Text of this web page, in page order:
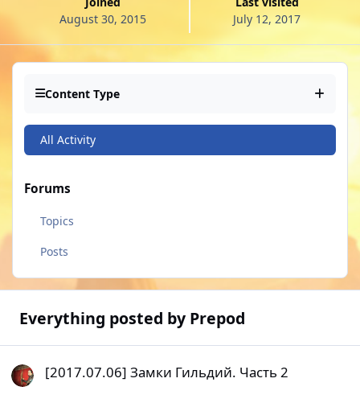
August 30, 2015
July 12, 2017
Content Type
All Activity
Forums
Topics
Posts
Everything posted by Prepod
[2017.07.06] Замки Гильдий. Часть 2